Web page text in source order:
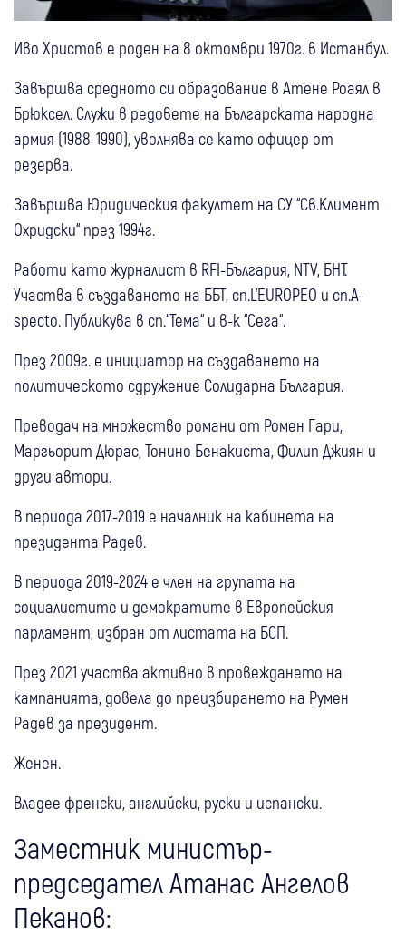
Иво Христов е роден на 8 октомври 1970г. в Истанбул.
Завършва средното си образование в Атене Роаял в
Брюксел. Служи в редовете на Българската народна
армия (1988-1990), уволнява се като офицер от
резерва.
Завършва Юридическия факултет на СУ “Св.Климент
Охридски“ през 1994г.
Работи като журналист в RFI-България, NTV, БНТ.
Участва в създаването на ББТ, сп.L’EUROPEO и сп.A-
specto. Публикува в сп.“Тема“ и в-к “Сега“.
През 2009г. е инициатор на създаването на
политическото сдружение Солидарна България.
Преводач на множество романи от Ромен Гари,
Маргьорит Дюрас, Тонино Бенакиста, Филип Джиян и
други автори.
В периода 2017-2019 е началник на кабинета на
президента Радев.
В периода 2019-2024 е член на групата на
социалистите и демократите в Европейския
парламент, избран от листата на БСП.
През 2021 участва активно в провеждането на
кампанията, довела до преизбирането на Румен
Радев за президент.
Женен.
Владее френски, английски, руски и испански.
Заместник министър-
председател Атанас Ангелов
Пеканов: